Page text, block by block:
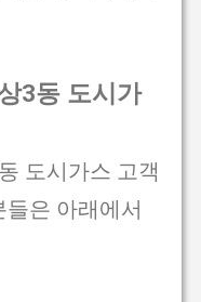
3동 도시가
도시가스 고객
은 아래에서